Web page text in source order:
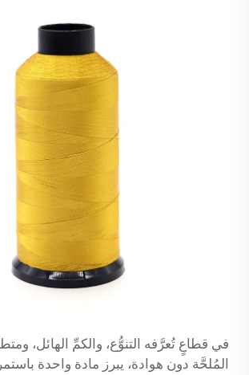
في قطاعٍ تُعرَّفه التنوُّع، والكمِّ الهائل،
المُلحَّة دون هوادة، يبرز مادة واحدة